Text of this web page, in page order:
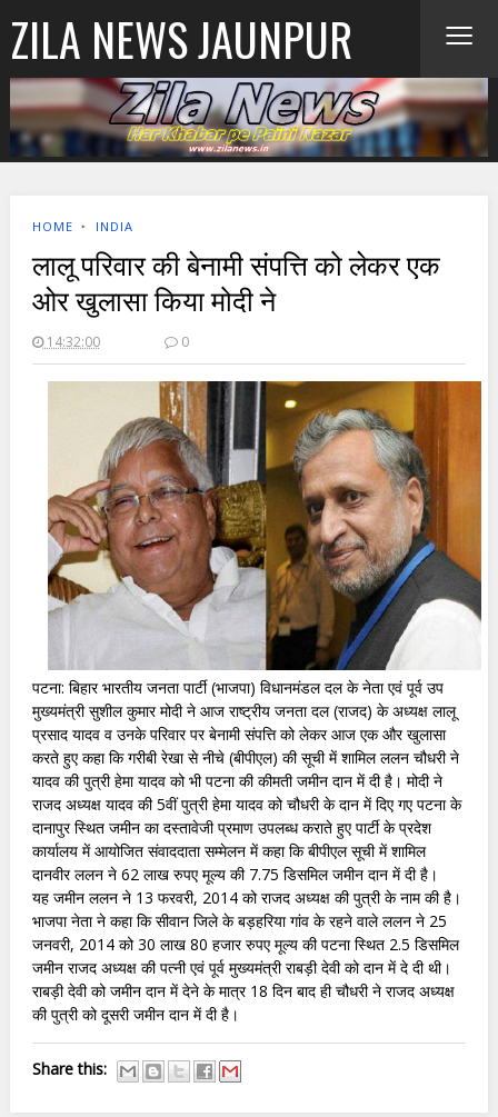
ZILA NEWS JAUNPUR ≡
HOME ‣ INDIA
लालू परिवार की बेनामी संपत्ति को लेकर एक
ओर खुलासा किया मोदी ने
14:32:00 0
पटना: बिहार भारतीय जनता पार्टी (भाजपा) विधानमंडल दल के नेता एवं पूर्व उप
मुख्यमंत्री सुशील कुमार मोदी ने आज राष्ट्रीय जनता दल (राजद) के अध्यक्ष लालू
प्रसाद यादव व उनके परिवार पर बेनामी संपत्ति को लेकर आज एक और खुलासा
करते हुए कहा कि गरीबी रेखा से नीचे (बीपीएल) की सूची में शामिल ललन चौधरी ने
यादव की पुत्री हेमा यादव को भी पटना की कीमती जमीन दान में दी है। मोदी ने
राजद अध्यक्ष यादव की 5वीं पुत्री हेमा यादव को चौधरी के दान में दिए गए पटना के
दानापुर स्थित जमीन का दस्तावेजी प्रमाण उपलब्ध कराते हुए पार्टी के प्रदेश
कार्यालय में आयोजित संवाददाता सम्मेलन में कहा कि बीपीएल सूची में शामिल
दानवीर ललन ने 62 लाख रुपए मूल्य की 7.75 डिसमिल जमीन दान में दी है।
यह जमीन ललन ने 13 फरवरी, 2014 को राजद अध्यक्ष की पुत्री के नाम की है।
भाजपा नेता ने कहा कि सीवान जिले के बड़हरिया गांव के रहने वाले ललन ने 25
जनवरी, 2014 को 30 लाख 80 हजार रुपए मूल्य की पटना स्थित 2.5 डिसमिल
जमीन राजद अध्यक्ष की पत्नी एवं पूर्व मुख्यमंत्री राबड़ी देवी को दान में दे दी थी।
राबड़ी देवी को जमीन दान में देने के मात्र 18 दिन बाद ही चौधरी ने राजद अध्यक्ष
की पुत्री को दूसरी जमीन दान में दी है।
Share this: